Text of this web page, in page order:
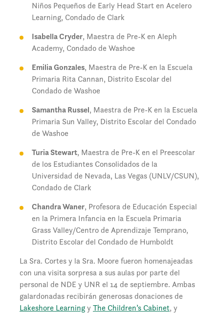
Niños Pequeños de Early Head Start en Acelero
Learning, Condado de Clark
Isabella Cryder, Maestra de Pre-K en Aleph
Academy, Condado de Washoe
Emilia Gonzales, Maestra de Pre-K en la Escuela
Primaria Rita Cannan, Distrito Escolar del
Condado de Washoe
Samantha Russel, Maestra de Pre-K en la Escuela
Primaria Sun Valley, Distrito Escolar del Condado
de Washoe
Turia Stewart, Maestra de Pre-K en el Preescolar
de los Estudiantes Consolidados de la
Universidad de Nevada, Las Vegas (UNLV/CSUN),
Condado de Clark
Chandra Waner, Profesora de Educación Especial
en la Primera Infancia en la Escuela Primaria
Grass Valley/Centro de Aprendizaje Temprano,
Distrito Escolar del Condado de Humboldt
La Sra. Cortes y la Sra. Moore fueron homenajeadas
con una visita sorpresa a sus aulas por parte del
personal de NDE y UNR el 14 de septiembre. Ambas
galardonadas recibirán generosas donaciones de
Lakeshore LearningyThe Children’s Cabinet, y